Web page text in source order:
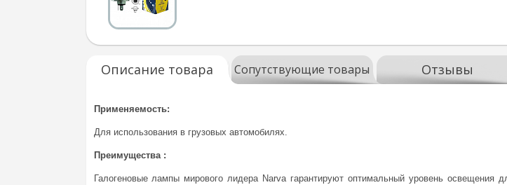
Описание товара Сопутствующие товары Отзывы
Применяемость:
Для использования в грузовых автомобилях.
Преимущества :
Галогеновые лампы мирового лидера Narva гарантируют оптимальный уровень